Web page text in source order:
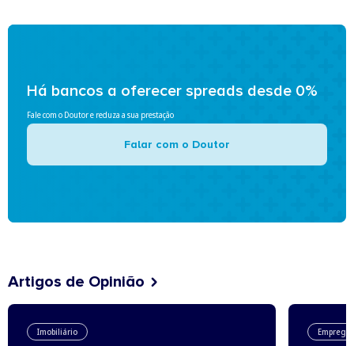
Há bancos a oferecer spreads desde 0%
Fale com o Doutor e reduza a sua prestação
Falar com o Doutor
Artigos de Opinião
Imobiliário Emprego